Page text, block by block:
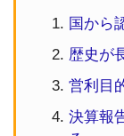
国から
歴史が
営利目
決算報